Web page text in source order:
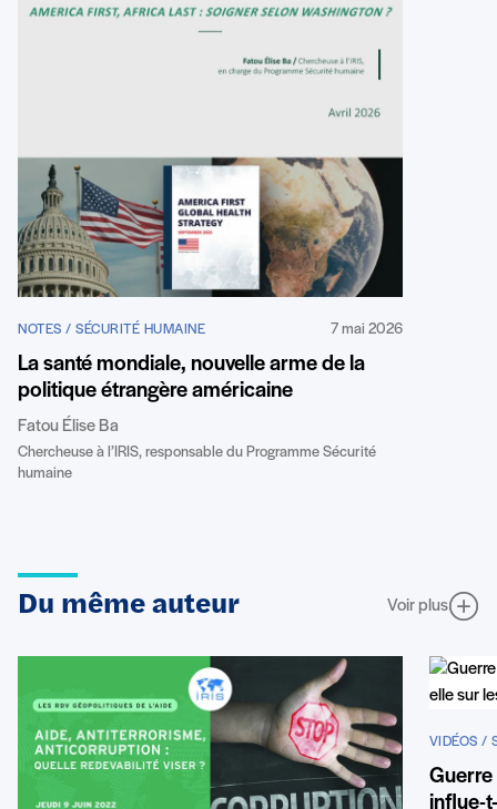
NOTES / SÉCURITÉ HUMAINE 7 mai 2026
La santé mondiale, nouvelle arme de la
politique étrangère américaine
Fatou Élise Ba
Chercheuse à l’IRIS, responsable du Programme Sécurité
humaine
Du même auteur Voir plus
VIDÉOS /
Guerre
influe-